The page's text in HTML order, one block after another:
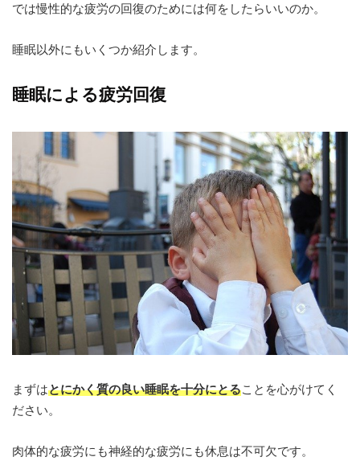
では慢性的な疲労の回復のためには何をしたらいいのか。
睡眠以外にもいくつか紹介します。
睡眠による疲労回復
まずはとにかく質の良い睡眠を十分にとることを心がけてく
ださい。
肉体的な疲労にも神経的な疲労にも休息は不可欠です。